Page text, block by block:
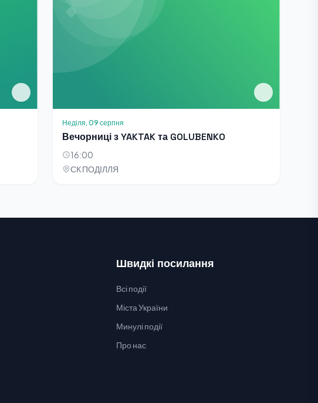
Неділя, 09 серпня
Вечорниці з YAKTAK та GOLUBENKO
16:00
СК ПОДІЛЛЯ
Швидкі посилання
Всі події
Міста України
Минулі події
Про нас